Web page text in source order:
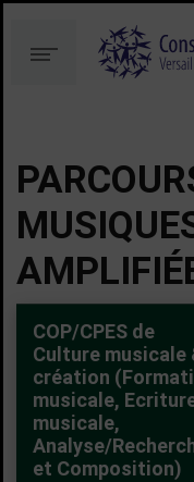
au
contenu
à
Menu
COP/CPES de
Culture musicale
création
musicale,
musicale,
Analyse/
et Composition)